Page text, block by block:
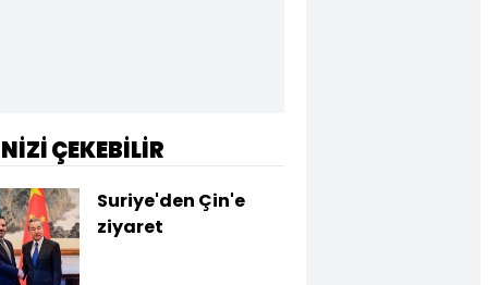
ÇEKEBİLİR
Suriye'den Çin'e
ziyaret